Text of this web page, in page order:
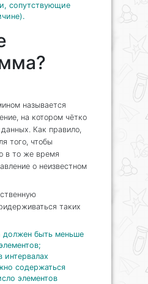
сопутствующие
называется
на котором чётко
Как правило,
того, чтобы
в то же время
о неизвестном
таких
должен быть меньше
интервалах
содержаться
элементов